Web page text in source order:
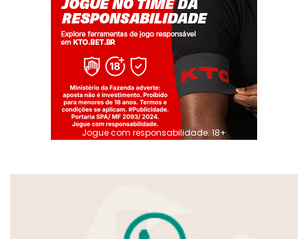
Jogue com responsabilidade. 18+